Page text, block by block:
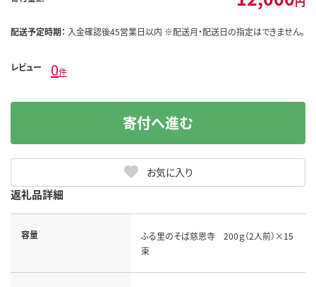
配送予定時期： 入金確認後45営業日以内 ※配送月・配送日の指定はできません。
レビュー 0件
お気に入り
寄付へ進む
返礼品詳細
容量
ふる里のそば慈恩寺 200ｇ（2人前）×15
束